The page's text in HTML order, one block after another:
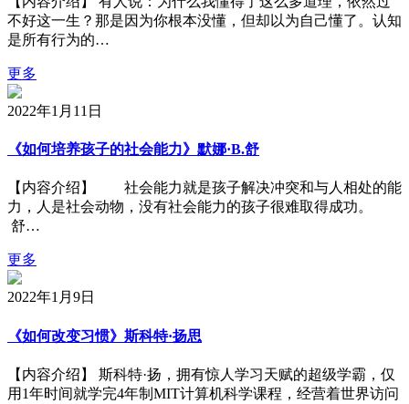
不好这一生？那是因为你根本没懂，但却以为自己懂了。认知
是所有行为的…
更多
2022年1月11日
《如何培养孩子的社会能力》默娜·B.舒
【内容介绍】 社会能力就是孩子解决冲突和与人相处的能
力，人是社会动物，没有社会能力的孩子很难取得成功。
舒…
更多
2022年1月9日
《如何改变习惯》斯科特·扬思
【内容介绍】 斯科特·扬，拥有惊人学习天赋的超级学霸，仅
用1年时间就学完4年制MIT计算机科学课程，经营着世界访问